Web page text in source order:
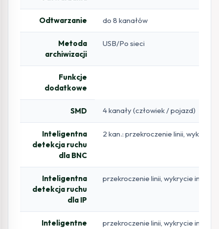
Odtwarzanie do 8 kanałów
Metoda
archiwizacji
USB/Po sieci
Funkcje
dodatkowe
SMD 4 kanały (człowiek / pojazd)
Inteligentna
detekcja ruchu
dla BNC
2 kan.: przekroczenie linii, wykrycie
Inteligentna
detekcja ruchu
dla IP
przekroczenie linii, wykrycie intruza
Inteligentne przekroczenie linii, wykrycie